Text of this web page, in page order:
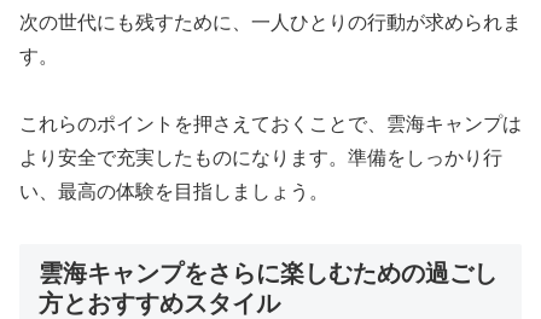
次の世代にも残すために、一人ひとりの行動が求められま
す。
これらのポイントを押さえておくことで、雲海キャンプは
より安全で充実したものになります。準備をしっかり行
い、最高の体験を目指しましょう。
雲海キャンプをさらに楽しむための過ごし
方とおすすめスタイル